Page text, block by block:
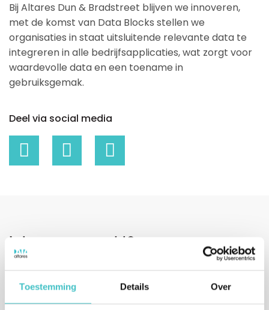
Toestemming Details Over
Bij Altares Dun & Bradstreet blijven we innoveren,
met de komst van Data Blocks stellen we
organisaties in staat uitsluitende relevante data te
integreren in alle bedrijfsapplicaties, wat zorgt voor
waardevolle data en een toename in
gebruiksgemak.
Deel via social media
We nemen binnen één werkdag contact met u op.